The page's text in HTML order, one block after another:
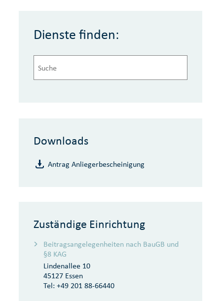
Dienste finden:
Downloads
Antrag Anliegerbescheinigung
Zuständige Einrichtung
Beitragsangelegenheiten nach BauGB und
§8 KAG
Lindenallee 10
45127 Essen
Tel: +49 201 88-66440